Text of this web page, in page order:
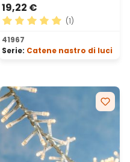
5 stelle
19,22 €
Valutazione media di 5 su
(1)
41967
Serie: Catene nastro di luci